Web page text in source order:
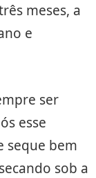
meses, a
e
ser
esse
seque bem
sob a